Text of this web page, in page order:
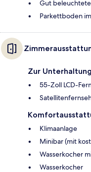
Gut
Parkettboden
Zur Unterhaltung
55-Zoll LCD-
Klimaanlage
Minibar (mit
Wasserkocher
Wasserkocher